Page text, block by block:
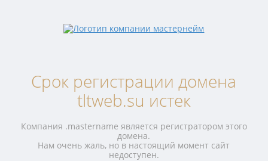
Срок регистрации домена
tltweb.su истек
Компания .mastername является регистратором этого
домена.
Нам очень жаль, но в настоящий момент сайт
недоступен.